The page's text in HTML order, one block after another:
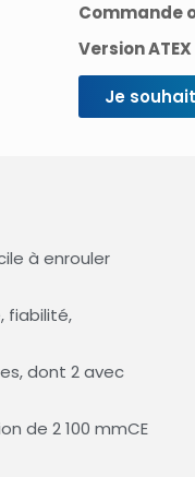
Commande
Version ATEX
Je
à enrouler
fiabilité,
dont 2 avec
de 2 100 mmCE